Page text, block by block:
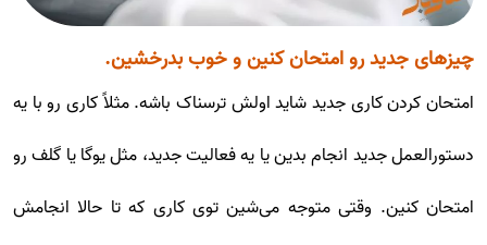
چیزهای جدید رو امتحان کنین و خوب بدرخشین.
امتحان کردن کاری جدید شاید اولش ترسناک باشه. مثلاً کاری رو با یه
دستور‌العمل جدید انجام بدین یا یه فعالیت جدید، مثل یوگا یا گلف رو
امتحان کنین. وقتی متوجه می‌شین توی کاری که تا حالا انجامش